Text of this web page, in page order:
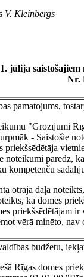
V. Kleinbergs
jūlija
Nr.
pamatojums,
"Grozījumi
- Saistošie
priekšsēdētāja
noteikumi paredz,
kompetenču
otrajā daļā
ka domes
priekšsēdētājam
vērā minēto,
budžetu,
Rīgas domes